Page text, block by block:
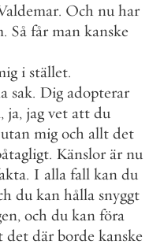
. Och nu har
. Så får man kanske
i stället.
sak. Dig adopterar
, ja, jag vet att du
utan mig och allt det
. Känslor är nu
. I alla fall kan du
du kan hålla snyggt
, och du kan föra
det där borde kanske